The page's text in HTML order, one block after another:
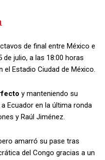
de final entre México e
julio, a las 18:00 horas
Estadio Ciudad de México.
y manteniendo su
Ecuador en la última ronda
y Raúl Jiménez.
amarró su pase tras
del Congo gracias a un